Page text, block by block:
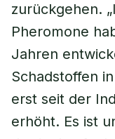
zurückgehen.
Pheromone
Jahren
Schadstoffen
erst seit der
erhöht. Es ist